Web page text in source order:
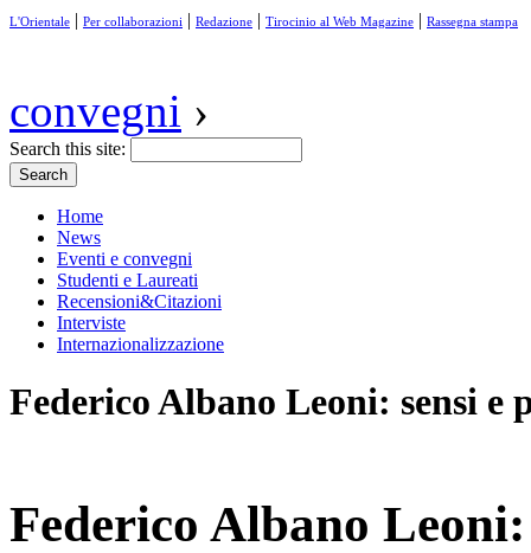
L'Orientale | Per collaborazioni | Redazione | Tirocinio al Web Magazine | Rassegna stampa
convegni ›
Search this site:
Home
News
Eventi e convegni
Studenti e Laureati
Recensioni&Citazioni
Interviste
Internazionalizzazione
Federico Albano Leoni: sensi e
Federico Albano